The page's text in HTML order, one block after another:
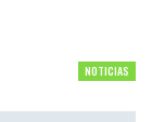
NOTICIAS